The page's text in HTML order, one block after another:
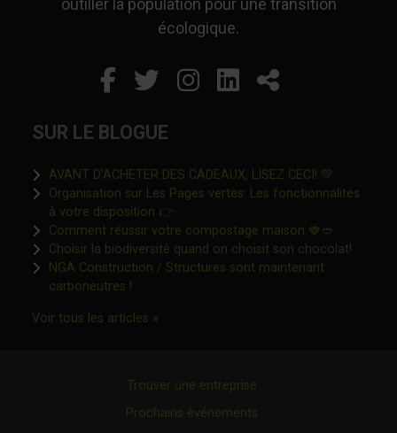
outiller la population pour une transition
écologique.
Facebook
Ce lien s'ouvrira dans
Twitter
Ce lien s'ouvrira
Instagram
Ce lien s'ouvrira
LinkedIn
Ce lien
Partager
SUR LE BLOGUE
AVANT D’ACHETER DES CADEAUX, LISEZ CECI! 💚
Organisation sur Les Pages vertes: Les fonctionnalités
à votre disposition 👉Ce lien s'ouvrira dans une nouvelle
Comment réussir votre compostage maison 🍓🥙
Choisir la biodiversité quand on choisit son chocolat!Ce lien
NGA Construction / Structures sont maintenant
carboneutres !Ce lien s'ouvrira dans une nouvelle fenêtre"
Voir tous les articles »Ce lien s'ouvrira dans une nouvelle
Trouver une entreprise
Prochains événements